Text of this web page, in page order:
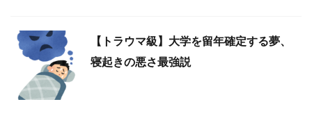
【トラウマ級】大学を留年確定する夢、
寝起きの悪さ最強説